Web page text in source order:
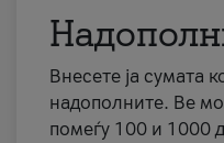
Внесете ја сумата
надополните. Ве
помеѓу 100 и 1000